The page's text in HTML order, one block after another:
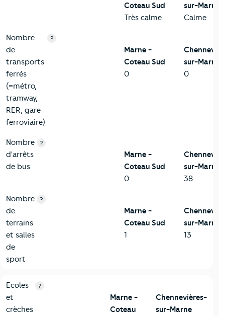
Coteau Sud
Très calme
sur-Marne
Calme
Nombre
de
transports
ferrés
(=métro,
tramway,
RER, gare
ferroviaire)
?
Marne -
Coteau Sud
0
sur-Marne
0
Nombre
d'arrêts
de bus
?
Marne -
Coteau Sud
0
sur-Marne
38
Nombre
de
terrains
et salles
de
sport
?
Marne -
Coteau Sud
1
sur-Marne
13
4-Education
Critères
Ecoles
et
crèches
?
Marne -
Coteau
Chennevières-
sur-Marne